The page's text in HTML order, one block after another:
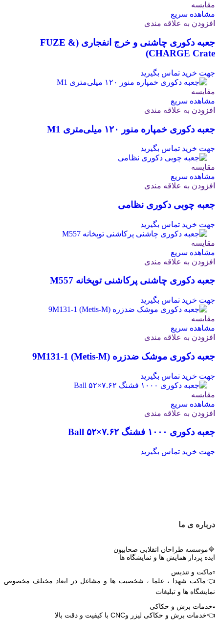
مقایسه
مشاهده سریع
افزودن به علاقه مندی
جعبه دکوری چاشنی و خرج انفجاری (FUZE &
CHARGE Crate)
جهت خرید تماس بگیرید
مقایسه
مشاهده سریع
افزودن به علاقه مندی
جعبه دکوری خمپاره منور ۱۲۰ میلی‌متری M1
جهت خرید تماس بگیرید
مقایسه
مشاهده سریع
افزودن به علاقه مندی
جعبه چوبی دکوری نظامی
جهت خرید تماس بگیرید
مقایسه
مشاهده سریع
افزودن به علاقه مندی
جعبه دکوری چاشنی پرکاشنی توپخانه M557
جهت خرید تماس بگیرید
مقایسه
مشاهده سریع
افزودن به علاقه مندی
جعبه دکوری موشک ضدزره 9M131-1 (Metis-M)
جهت خرید تماس بگیرید
مقایسه
مشاهده سریع
افزودن به علاقه مندی
جعبه دکوری ۱۰۰۰ فشنگ ۷.۶۲×۵۲ Ball
جهت خرید تماس بگیرید
درباره ی ما
🔷موسسه طراحان انقلابی صحابیون
ایده پرداز همایش ها و نمایشگاه ها
▫️ماکت و تندیس
👈ماکت شهدا ، علما ، شخصیت ها و مشاغل در ابعاد مختلف مخصوص
نمایشگاه ها و تبلیغات
▫️خدمات برش و حکاکی
👈خدمات برش و حکاکی لیزر وCNC با کیفیت و دقت بالا